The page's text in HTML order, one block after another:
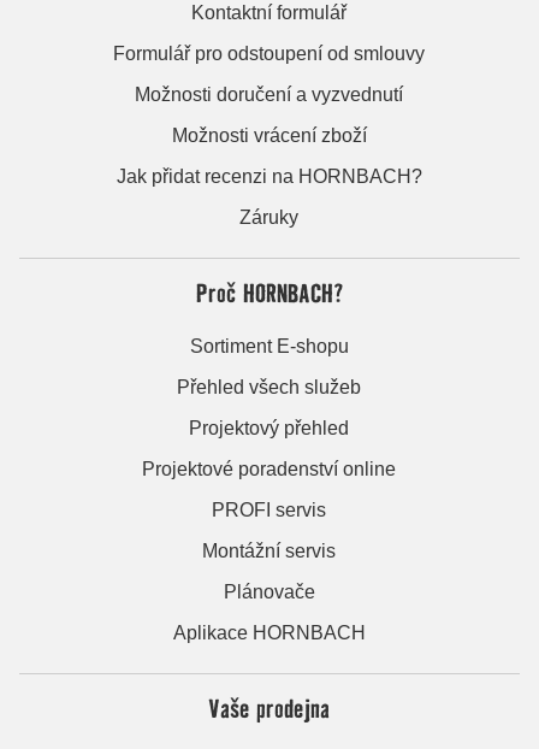
Kontaktní formulář
Formulář pro odstoupení od smlouvy
Možnosti doručení a vyzvednutí
Možnosti vrácení zboží
Jak přidat recenzi na HORNBACH?
Záruky
Proč HORNBACH?
Sortiment E-shopu
Přehled všech služeb
Projektový přehled
Projektové poradenství online
PROFI servis
Montážní servis
Plánovače
Aplikace HORNBACH
Vaše prodejna